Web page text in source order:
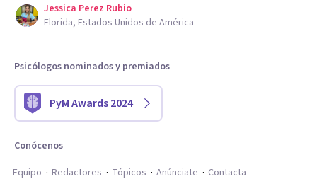
Jessica Perez Rubio
Florida, Estados Unidos de América
Psicólogos nominados y premiados
PyM Awards 2024
Conócenos
Equipo
Redactores Tópicos Anúnciate Contacta